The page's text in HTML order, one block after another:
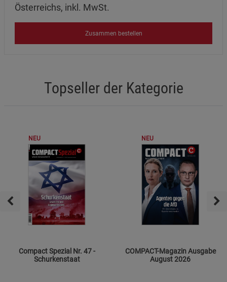
Österreichs, inkl. MwSt.
Zusammen bestellen
Topseller der Kategorie
NEU
Compact Spezial Nr. 47 -
Schurkenstaat
NEU
COMPACT-Magazin Ausgabe
August 2026